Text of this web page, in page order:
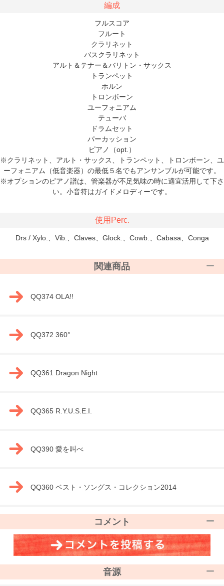
編成
フルスコア
フルート
クラリネット
バスクラリネット
アルト＆テナー＆バリトン・サックス
トランペット
ホルン
トロンボーン
ユーフォニアム
テューバ
ドラムセット
パーカッション
ピアノ（opt.）
※クラリネット、アルト・サックス、トランペット、トロンボーン、ユ
ーフォニアム（低音楽器）の最低５名でもアンサンブルが可能です。
※オプションのピアノ譜は、管楽器が不足気味の時に適宜活用して下さ
い。小音符はガイドメロディーです。
使用Perc.
Drs / Xylo.、Vib.、Claves、Glock.、Cowb.、Cabasa、Conga
関連商品
QQ374 OLA!!
QQ372 360°
QQ361 Dragon Night
QQ365 R.Y.U.S.E.I.
QQ390 愛を叫べ
QQ360 ベスト・ソングス・コレクション2014
コメント
音源